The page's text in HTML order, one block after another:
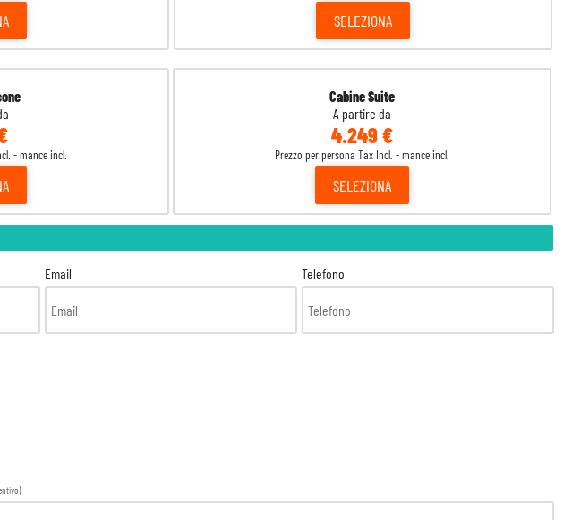
SELEZIONA
- mance incl.
Cabine Suite
A partire da
4.249 €
Prezzo per persona Tax Incl. - mance incl.
SELEZIONA
Email Telefono